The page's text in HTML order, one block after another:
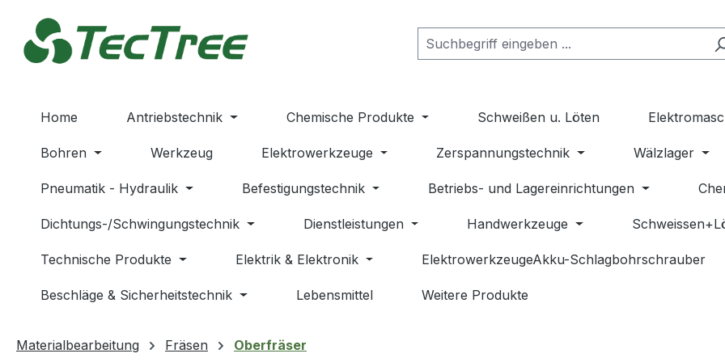
Hauptinhalt springen
Zur Suche springen
Zur Hauptnavigation springen
Home Antriebstechnik Chemische Produkte Schweißen u. Löten
Bohren Werkzeug Elektrowerkzeuge Zerspannungstechnik Wälzlager
Pneumatik - Hydraulik Befestigungstechnik Betriebs- und Lagereinrichtungen
Dichtungs-/Schwingungstechnik Dienstleistungen Handwerkzeuge
Technische Produkte Elektrik & Elektronik ElektrowerkzeugeAkku-Schlagbohrschrauber
Beschläge & Sicherheitstechnik Lebensmittel Weitere Produkte
Materialbearbeitung Fräsen Oberfräser